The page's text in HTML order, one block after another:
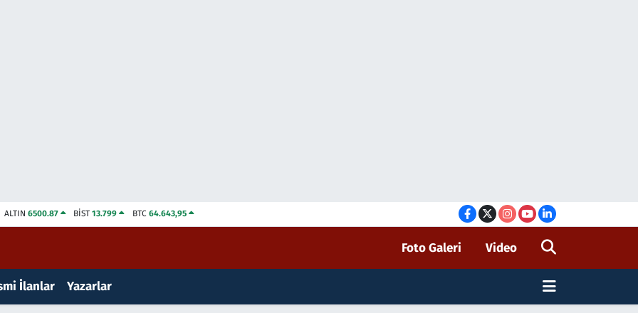
ALTIN 6500.87 BİST13.799 BTC 64.643,95
Foto Galeri Video
İlanlar Yazarlar